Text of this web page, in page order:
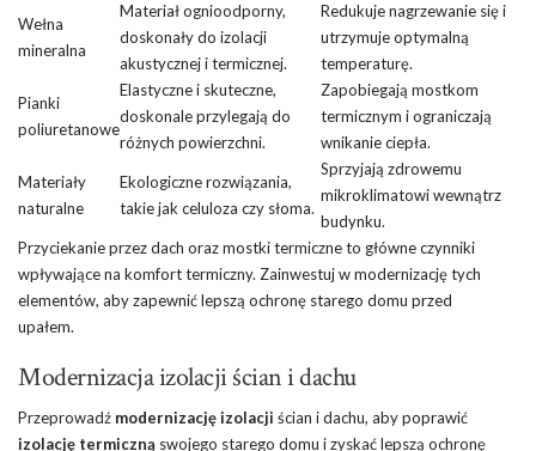
Wełna
mineralna
Materiał ognioodporny,
doskonały do izolacji
akustycznej i termicznej.
Redukuje nagrzewanie się i
utrzymuje optymalną
temperaturę.
Pianki
poliuretanowe
Elastyczne i skuteczne,
doskonale przylegają do
różnych powierzchni.
Zapobiegają mostkom
termicznym i ograniczają
wnikanie ciepła.
Materiały
naturalne
Ekologiczne rozwiązania,
takie jak celuloza czy słoma.
Sprzyjają zdrowemu
mikroklimatowi wewnątrz
budynku.
Przyciekanie przez dach oraz mostki termiczne to główne czynniki
wpływające na komfort termiczny. Zainwestuj w modernizację tych
elementów, aby zapewnić lepszą ochronę starego domu przed
upałem.
Modernizacja izolacji ścian i dachu
Przeprowadź modernizację izolacji ścian i dachu, aby poprawić
izolację termiczną swojego starego domu i zyskać lepszą ochronę